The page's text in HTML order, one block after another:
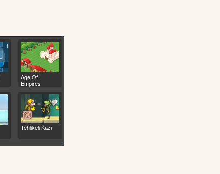
Age Of
Empires
Tehlikeli Kazı